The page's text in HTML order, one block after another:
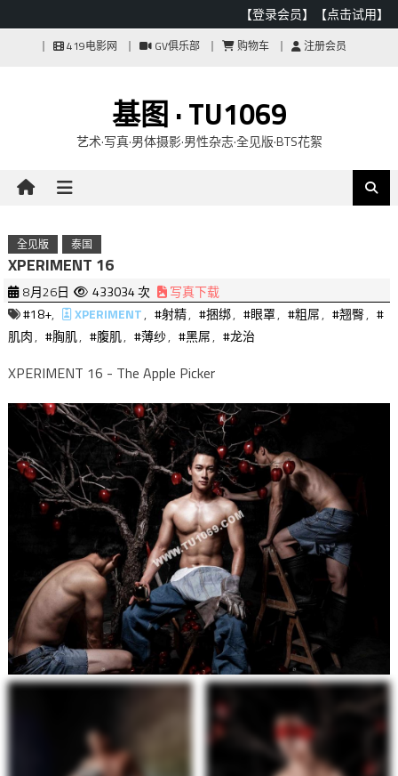
【登录会员】 【点击试用】
419电影网 GV俱乐部 购物车 注册会员
基图 · TU1069
艺术·写真·男体摄影·男性杂志·全见版·BTS花絮
全见版 泰国
XPERIMENT 16
8月26日 433034 次
写真下载
#18+, XPERIMENT, #射精, #捆绑, #眼罩, #粗屌, #翘臀, #
肌肉, #胸肌, #腹肌, #薄纱, #黑屌, #龙治
XPERIMENT 16 - The Apple Picker